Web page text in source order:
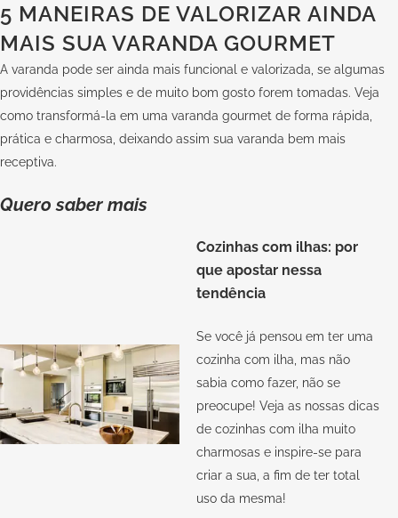
5 MANEIRAS DE VALORIZAR AINDA
MAIS SUA VARANDA GOURMET
A varanda pode ser ainda mais funcional e valorizada, se algumas
providências simples e de muito bom gosto forem tomadas. Veja
como transformá-la em uma varanda gourmet de forma rápida,
prática e charmosa, deixando assim sua varanda bem mais
receptiva.
Quero saber mais
Cozinhas com ilhas: por
que apostar nessa
tendência
Se você já pensou em ter uma
cozinha com ilha, mas não
sabia como fazer, não se
preocupe! Veja as nossas dicas
de cozinhas com ilha muito
charmosas e inspire-se para
criar a sua, a fim de ter total
uso da mesma!